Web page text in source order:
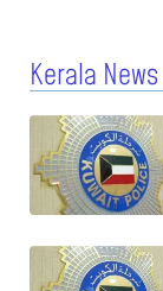
Kerala News